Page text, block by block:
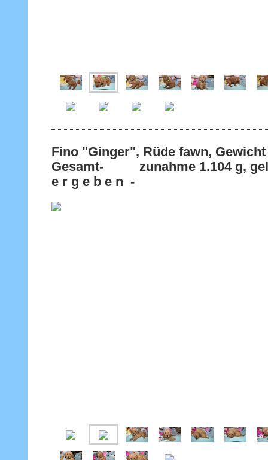
Fino "Ginger", Rüde fawn, Gewicht
Gesamt- zunahme 1.104 g,
e r g e b e n -